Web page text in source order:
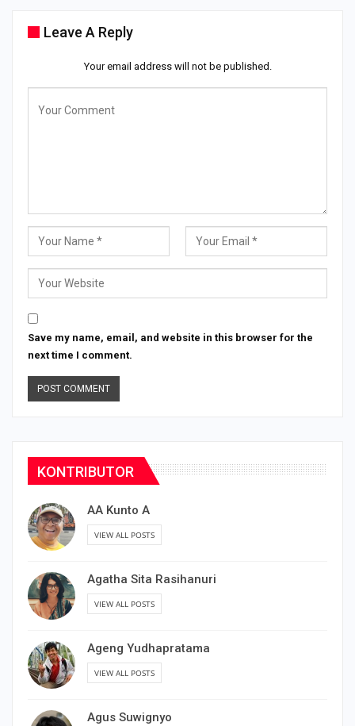
Leave A Reply
Your email address will not be published.
Save my name, email, and website in this browser for the
next time I comment.
KONTRIBUTOR
AA Kunto A
VIEW ALL POSTS
Agatha Sita Rasihanuri
VIEW ALL POSTS
Ageng Yudhapratama
VIEW ALL POSTS
Agus Suwignyo